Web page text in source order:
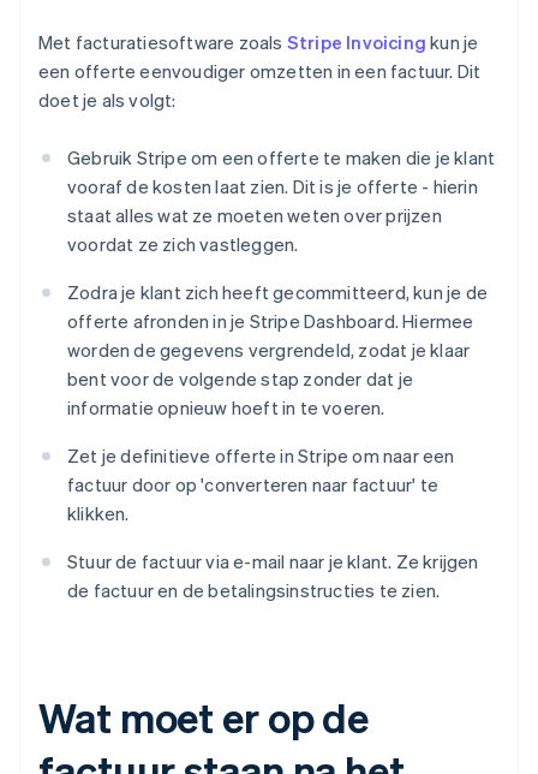
Met facturatiesoftware zoals Stripe Invoicing kun je
een offerte eenvoudiger omzetten in een factuur. Dit
doet je als volgt:
Gebruik Stripe om een offerte te maken die je klant
vooraf de kosten laat zien. Dit is je offerte - hierin
staat alles wat ze moeten weten over prijzen
voordat ze zich vastleggen.
Zodra je klant zich heeft gecommitteerd, kun je de
offerte afronden in je Stripe Dashboard. Hiermee
worden de gegevens vergrendeld, zodat je klaar
bent voor de volgende stap zonder dat je
informatie opnieuw hoeft in te voeren.
Zet je definitieve offerte in Stripe om naar een
factuur door op 'converteren naar factuur' te
klikken.
Stuur de factuur via e-mail naar je klant. Ze krijgen
de factuur en de betalingsinstructies te zien.
Wat moet er op de